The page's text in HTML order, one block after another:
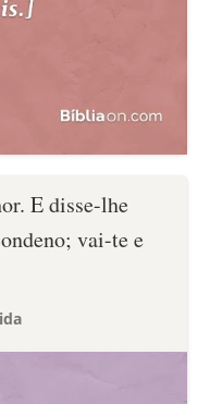
E disse-lhe
vai-te e